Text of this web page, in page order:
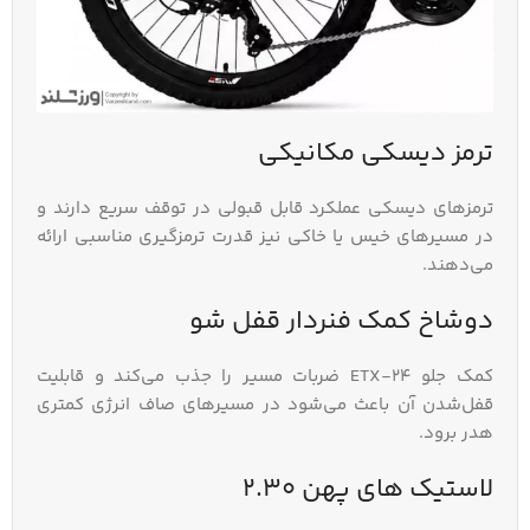
ترمز دیسکی مکانیکی
ترمزهای دیسکی عملکرد قابل قبولی در توقف سریع دارند و
در مسیرهای خیس یا خاکی نیز قدرت ترمزگیری مناسبی ارائه
می‌دهند.
دوشاخ کمک‌ فنردار قفل‌ شو
کمک جلو ETX-24 ضربات مسیر را جذب می‌کند و قابلیت
قفل‌شدن آن باعث می‌شود در مسیرهای صاف انرژی کمتری
هدر برود.
لاستیک‌ های پهن 2.30